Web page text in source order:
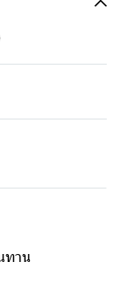
ทาน